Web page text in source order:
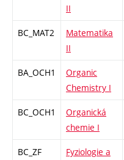
II
BC_MAT2
Matematika
II
BA_OCH1
Organic
Chemistry I
BC_OCH1
Organická
chemie I
BC_ZF
Fyziologie a